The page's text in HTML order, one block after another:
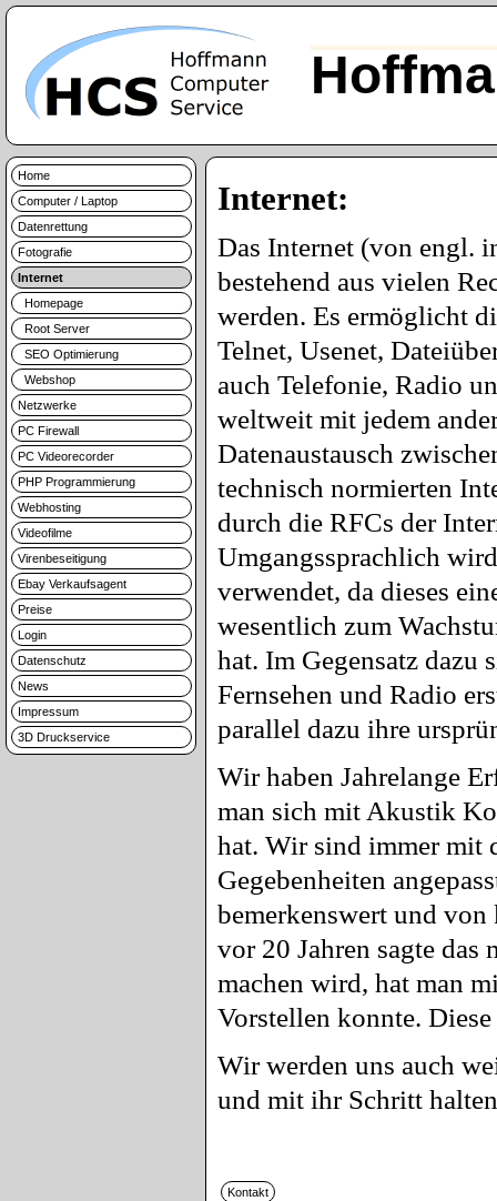
Home
Computer / Laptop
Datenrettung
Fotografie
Internet
Homepage
Root Server
SEO Optimierung
Webshop
Netzwerke
PC Firewall
PC Videorecorder
PHP Programmierung
Webhosting
Videofilme
Virenbeseitigung
Ebay Verkaufsagent
Preise
Login
Datenschutz
News
Impressum
3D Druckservice
Internet:
Das Internet (von engl.
bestehend aus vielen
werden. Es ermöglicht
Telnet, Usenet,
auch Telefonie, Radio
weltweit mit jedem
Datenaustausch
technisch normierten
durch die RFCs der
Umgangssprachlich
verwendet, da dieses
wesentlich zum
hat. Im Gegensatz dazu
Fernsehen und Radio
parallel dazu ihre
Wir haben Jahrelange
man sich mit Akustik
hat. Wir sind immer mit
Gegebenheiten
bemerkenswert und
vor 20 Jahren sagte das
machen wird, hat man
Vorstellen konnte.
Wir werden uns auch
und mit ihr Schritt